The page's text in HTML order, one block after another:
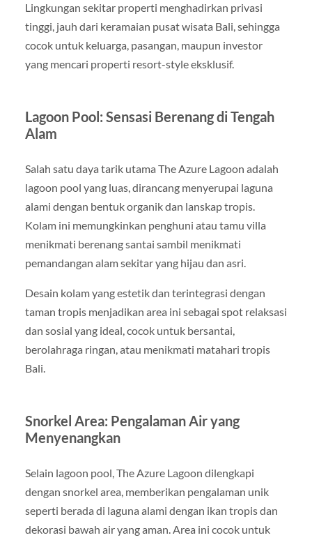
Lingkungan sekitar properti menghadirkan privasi
tinggi, jauh dari keramaian pusat wisata Bali, sehingga
cocok untuk keluarga, pasangan, maupun investor
yang mencari properti resort-style eksklusif.
Lagoon Pool: Sensasi Berenang di Tengah
Alam
Salah satu daya tarik utama The Azure Lagoon adalah
lagoon pool yang luas, dirancang menyerupai laguna
alami dengan bentuk organik dan lanskap tropis.
Kolam ini memungkinkan penghuni atau tamu villa
menikmati berenang santai sambil menikmati
pemandangan alam sekitar yang hijau dan asri.
Desain kolam yang estetik dan terintegrasi dengan
taman tropis menjadikan area ini sebagai spot relaksasi
dan sosial yang ideal, cocok untuk bersantai,
berolahraga ringan, atau menikmati matahari tropis
Bali.
Snorkel Area: Pengalaman Air yang
Menyenangkan
Selain lagoon pool, The Azure Lagoon dilengkapi
dengan snorkel area, memberikan pengalaman unik
seperti berada di laguna alami dengan ikan tropis dan
dekorasi bawah air yang aman. Area ini cocok untuk